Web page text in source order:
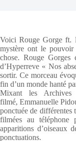
Voici Rouge Gorge ft.
mystère ont le pouvoir
chose. Rouge
d’Hyperreve « Nos
sortir. Ce morceau
fin d’un monde hanté
Mixant les
filmé, Emmanuelle
ponctuée de
filmées au téléphone
apparitions d’oiseaux
ponctuations.